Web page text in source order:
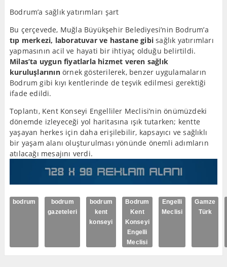
Bodrum’a sağlık yatırımları şart
Bu çerçevede, Muğla Büyükşehir Belediyesi’nin Bodrum’a
tıp merkezi, laboratuvar ve hastane gibi sağlık yatırımları
yapmasının acil ve hayati bir ihtiyaç olduğu belirtildi.
Milas’ta uygun fiyatlarla hizmet veren sağlık
kuruluşlarınınörnek gösterilerek, benzer uygulamaların
Bodrum gibi kıyı kentlerinde de teşvik edilmesi gerektiği
ifade edildi.
Toplantı, Kent Konseyi Engelliler Meclisi’nin önümüzdeki
dönemde izleyeceği yol haritasına ışık tutarken; kentte
yaşayan herkes için daha erişilebilir, kapsayıcı ve sağlıklı
bir yaşam alanı oluşturulması yönünde önemli adımların
atılacağı mesajını verdi.
bodrum
bodrum
gazeteleri
bodrum
kent
konseyi
Bodrum
Kent
Konseyi
Engelli
Meclisi
Engelli
Meclisi
Gamze
Türk